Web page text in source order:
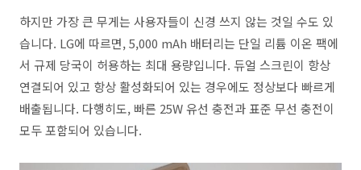
하지만 가장 큰 무게는 사용자들이 신경 쓰지 않는 것일 수도 있
습니다. LG에 따르면, 5,000 mAh 배터리는 단일 리튬 이온 팩에
서 규제 당국이 허용하는 최대 용량입니다. 듀얼 스크린이 항상
연결되어 있고 항상 활성화되어 있는 경우에도 정상보다 빠르게
배출됩니다. 다행히도, 빠른 25W 유선 충전과 표준 무선 충전이
모두 포함되어 있습니다.